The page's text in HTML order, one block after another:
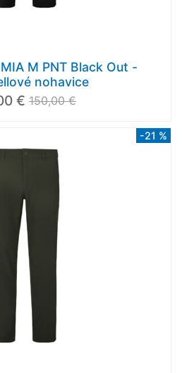
M PNT Black Out -
nohavice
€ 150,00 €
-21 %